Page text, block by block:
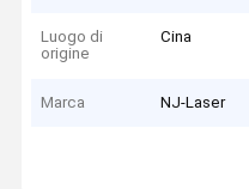
Luogo di
origine
Cina
Marca NJ-Laser